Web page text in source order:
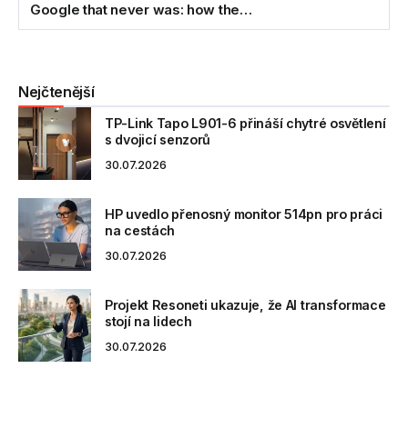
Google that never was: how the…
Nejčtenější
TP-Link Tapo L901-6 přináší chytré osvětlení
s dvojicí senzorů
30.07.2026
HP uvedlo přenosný monitor 514pn pro práci
na cestách
30.07.2026
Projekt Resoneti ukazuje, že AI transformace
stojí na lidech
30.07.2026